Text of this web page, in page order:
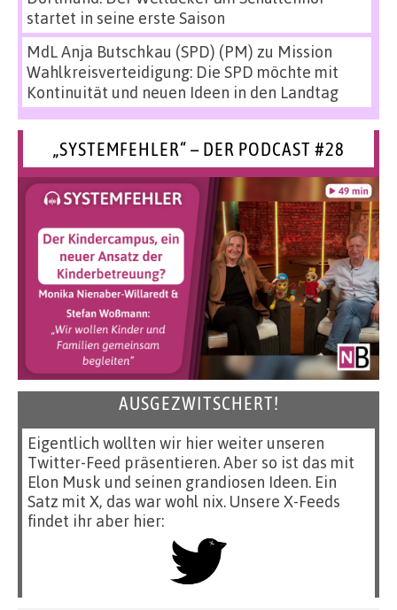
startet in seine erste Saison
MdL Anja Butschkau (SPD) (PM) zu Mission
Wahlkreisverteidigung: Die SPD möchte mit
Kontinuität und neuen Ideen in den Landtag
„SYSTEMFEHLER“ – DER PODCAST #28
AUSGEZWITSCHERT!
Eigentlich wollten wir hier weiter unseren
Twitter-Feed präsentieren. Aber so ist das mit
Elon Musk und seinen grandiosen Ideen. Ein
Satz mit X, das war wohl nix. Unsere X-Feeds
findet ihr aber hier: